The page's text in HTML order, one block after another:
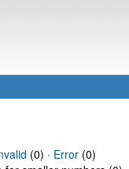
(0) · Error(0)